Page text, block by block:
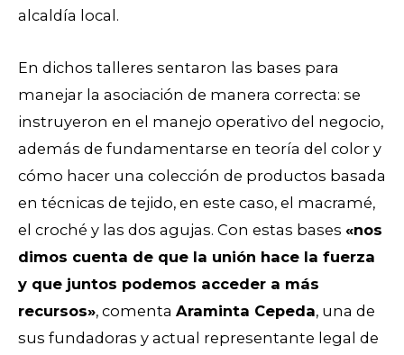
alcaldía local.
En dichos talleres sentaron las bases para
manejar la asociación de manera correcta: se
instruyeron en el manejo operativo del negocio,
además de fundamentarse en teoría del color y
cómo hacer una colección de productos basada
en técnicas de tejido, en este caso, el macramé,
el croché y las dos agujas. Con estas bases «nos
dimos cuenta de que la unión hace la fuerza
y que juntos podemos acceder a más
recursos», comenta Araminta Cepeda, una de
sus fundadoras y actual representante legal de